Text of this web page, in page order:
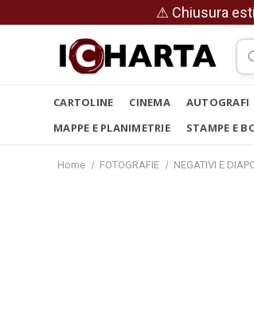
⚠ Chiusura
CARTOLINE CINEMA AUTOGRAFI
MAPPE E PLANIMETRIE
STAMPE E
Home FOTOGRAFIE NEGATIVI E